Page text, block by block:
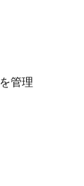
管理